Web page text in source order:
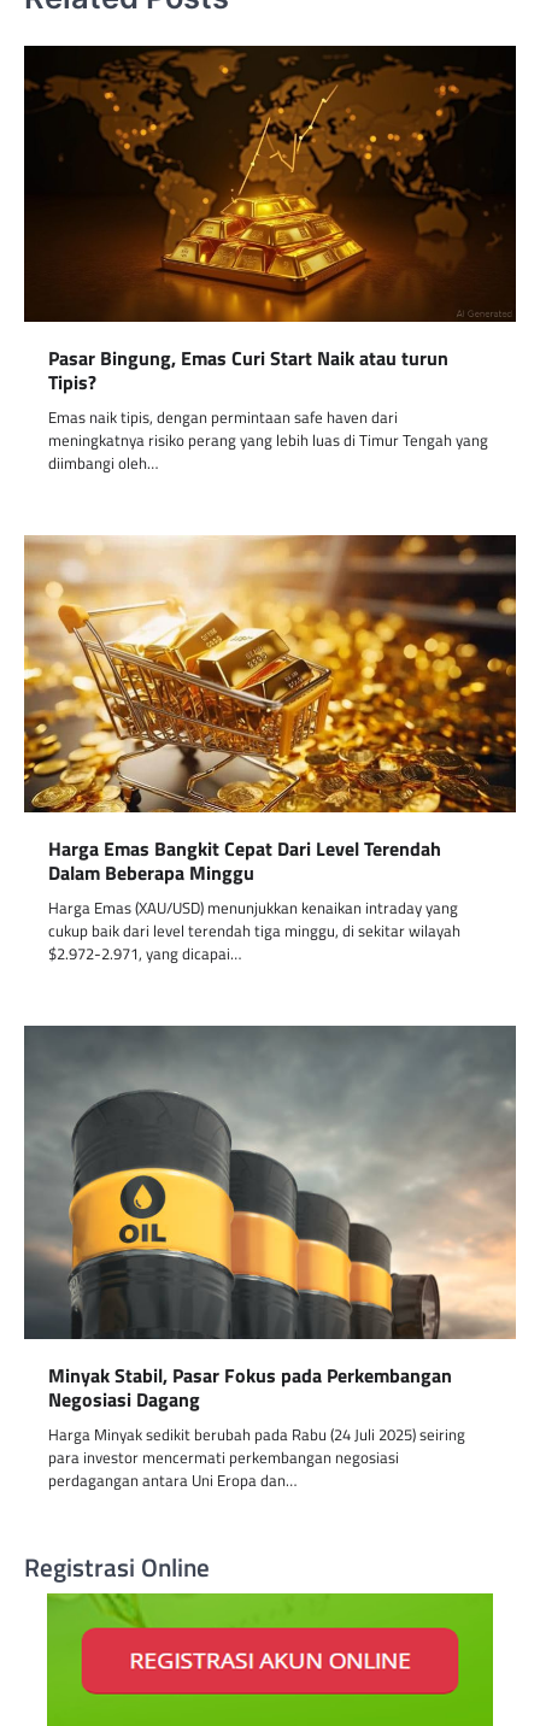
Pasar Bingung, Emas Curi Start Naik atau turun
Tipis?
Emas naik tipis, dengan permintaan safe haven dari
meningkatnya risiko perang yang lebih luas di Timur Tengah yang
diimbangi oleh…
Harga Emas Bangkit Cepat Dari Level Terendah
Dalam Beberapa Minggu
Harga Emas (XAU/USD) menunjukkan kenaikan intraday yang
cukup baik dari level terendah tiga minggu, di sekitar wilayah
$2.972-2.971, yang dicapai…
Minyak Stabil, Pasar Fokus pada Perkembangan
Negosiasi Dagang
Harga Minyak sedikit berubah pada Rabu (24 Juli 2025) seiring
para investor mencermati perkembangan negosiasi
perdagangan antara Uni Eropa dan…
Registrasi Online